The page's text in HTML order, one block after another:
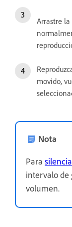
Arrastre
movido,
Nota
Para
intervalo de
volumen.